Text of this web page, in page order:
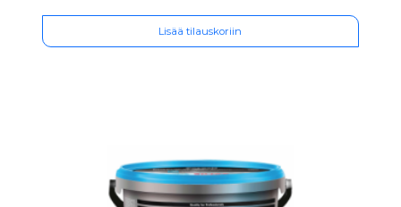
Lisää tilauskoriin